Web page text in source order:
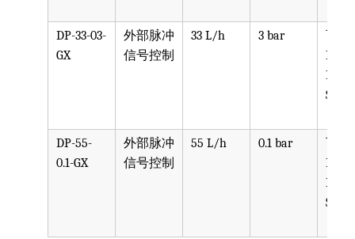
DP-33-03-
GX
外部脉冲
信号控制
33 L/h 3 bar
可选
PPV,
PVDF,
SST,
DP-55-
0.1-GX
外部脉冲
信号控制
55 L/h 0.1 bar
可选
PPV,
PVDF,
SST,